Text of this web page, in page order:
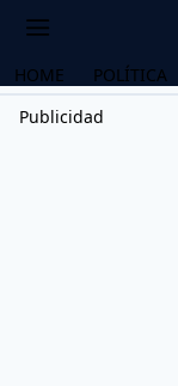
HOME POLÍTICA
Publicidad